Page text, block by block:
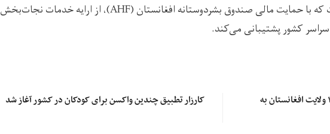
سازمان جهانی صحت گفته است که با حمایت مالی صندوق بشردوستانه افغانستان (AHF)، از ارایه خدمات نجات‌بخش
کشور پشتیبانی می‌کند.
سازمان ملل: سوءتغذیه کودکان در ۱۲ ولایت‌ افغانستان به
کارزار تطبیق چندین واکسن برای کودکان در کشور آغاز شد